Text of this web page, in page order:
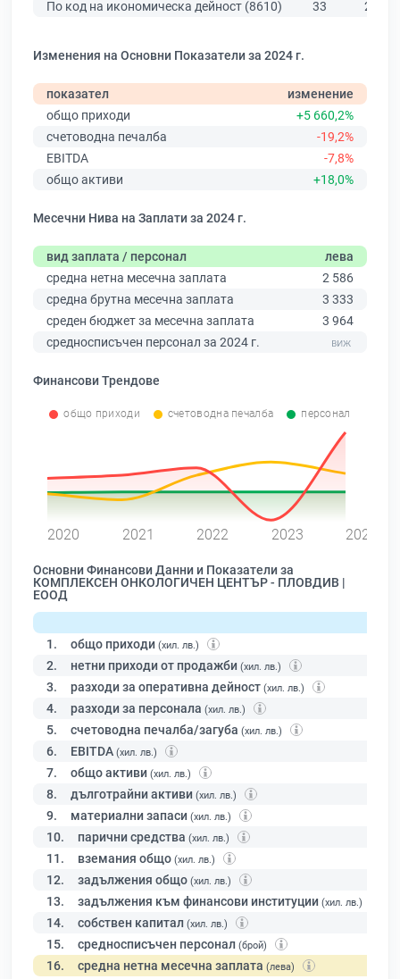
По код на икономическа дейност (8610) 33 284
Изменения на Основни Показатели за 2024 г.
показател
изменение
общо приходи
+5 660,2%
счетоводна печалба
-19,2%
EBITDA
-7,8%
общо активи
+18,0%
Месечни Нива на Заплати за 2024 г.
вид заплата / персонал
лева
средна нетна месечна заплата
2 586
средна брутна месечна заплата
3 333
среден бюджет за месечна заплата
3 964
средносписъчен персонал за 2024 г.
Финансови Трендове
общо приходи счетоводна печалба персонал
2020 2021 2022 2023 2024
Основни Финансови Данни и Показатели за
КОМПЛЕКСЕН ОНКОЛОГИЧЕН ЦЕНТЪР - ПЛОВДИВ |
ЕООД
1. общо приходи (хил. лв.)
2. нетни приходи от продажби (хил. лв.)
3. разходи за оперативна дейност (хил. лв.)
4. разходи за персонала (хил. лв.)
5. счетоводна печалба/загуба (хил. лв.)
6. EBITDA (хил. лв.)
7. общо активи (хил. лв.)
8. дълготрайни активи (хил. лв.)
9. материални запаси (хил. лв.)
10. парични средства (хил. лв.)
11. вземания общо (хил. лв.)
12. задължения общо (хил. лв.)
13. задължения към финансови институции (хил. лв.)
14. собствен капитал (хил. лв.)
15. средносписъчен персонал (брой)
16. средна нетна месечна заплата (лева)